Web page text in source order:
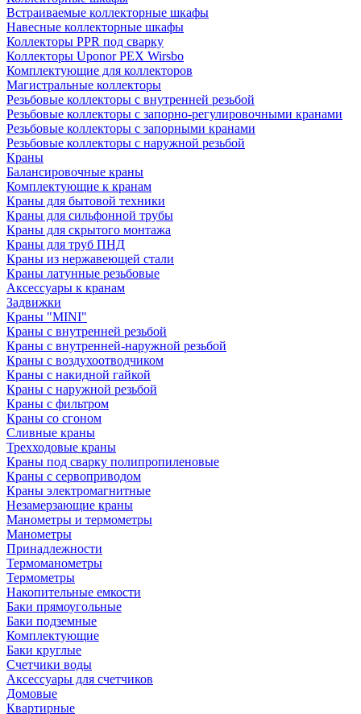
Встраиваемые коллекторные шкафы
Навесные коллекторные шкафы
Коллекторы PPR под сварку
Коллекторы Uponor PEX Wirsbo
Комплектующие для коллекторов
Магистральные коллекторы
Резьбовые коллекторы с внутренней резьбой
Резьбовые коллекторы с запорно-регулировочными кранами
Резьбовые коллекторы с запорными кранами
Резьбовые коллекторы с наружной резьбой
Краны
Балансировочные краны
Комплектующие к кранам
Краны для бытовой техники
Краны для сильфонной трубы
Краны для скрытого монтажа
Краны для труб ПНД
Краны из нержавеющей стали
Краны латунные резьбовые
Аксессуары к кранам
Задвижки
Краны "MINI"
Краны с внутренней резьбой
Краны с внутренней-наружной резьбой
Краны с воздухоотводчиком
Краны с накидной гайкой
Краны с наружной резьбой
Краны с фильтром
Краны со сгоном
Сливные краны
Трехходовые краны
Краны под сварку полипропиленовые
Краны с сервоприводом
Краны электромагнитные
Незамерзающие краны
Манометры и термометры
Манометры
Принадлежности
Термоманометры
Термометры
Накопительные емкости
Баки прямоугольные
Баки подземные
Комплектующие
Баки круглые
Счетчики воды
Аксессуары для счетчиков
Домовые
Квартирные